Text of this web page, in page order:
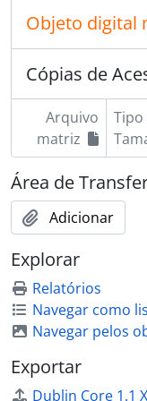
Objeto digital
Cópias de
Arquivo
matriz
Tipo
Área de
Adicionar
Explorar
Relatórios
Navegar como
Navegar pelos
Exportar
Dublin Core 1.1